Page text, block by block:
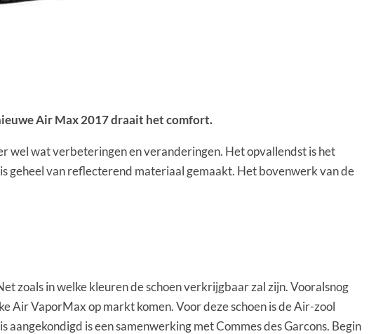
Air Max 2017 draait het comfort.
wel wat verbeteringen en veranderingen. Het opvallendst is het
geheel van reflecterend materiaal gemaakt. Het bovenwerk van de
zoals in welke kleuren de schoen verkrijgbaar zal zijn. Vooralsnog
Air VaporMax op markt komen. Voor deze schoen is de Air-zool
is een samenwerking met Commes des Garcons. Begin